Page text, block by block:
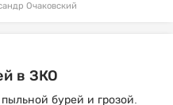
Очаковский
в ЗКО
бурей и грозой.